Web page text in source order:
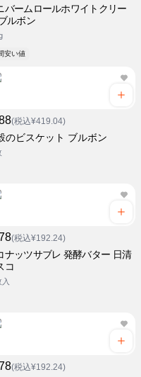
バームロールホワイトクリー
ルボン
間安い値
(税込¥419.04)
のビスケット ブルボン
(税込¥192.24)
ナッツサブレ 発酵バター 日清
コ
(税込¥192.24)